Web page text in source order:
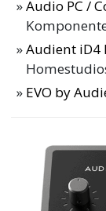
Audio PC /
Audient iD4
EVO by